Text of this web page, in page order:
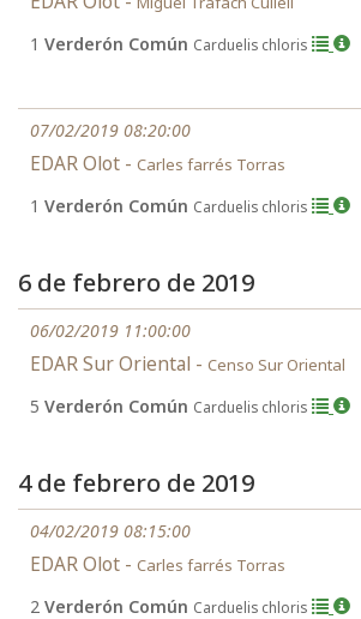
1 Verderón Común Carduelis chloris
07/02/2019 08:20:00
EDAR Olot - Carles farrés Torras
1 Verderón Común Carduelis chloris
6 de febrero de 2019
06/02/2019 11:00:00
EDAR Sur Oriental - Censo Sur Oriental
5 Verderón Común Carduelis chloris
4 de febrero de 2019
04/02/2019 08:15:00
EDAR Olot - Carles farrés Torras
2 Verderón Común Carduelis chloris